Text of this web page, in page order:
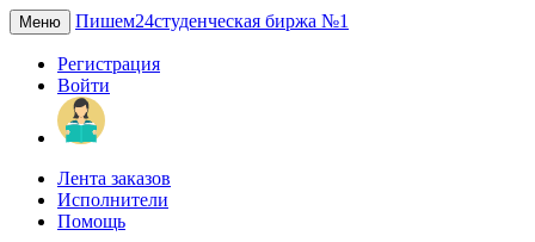
Меню Пишем24студенческая биржа №1
Регистрация
Войти
Лента заказов
Исполнители
Помощь